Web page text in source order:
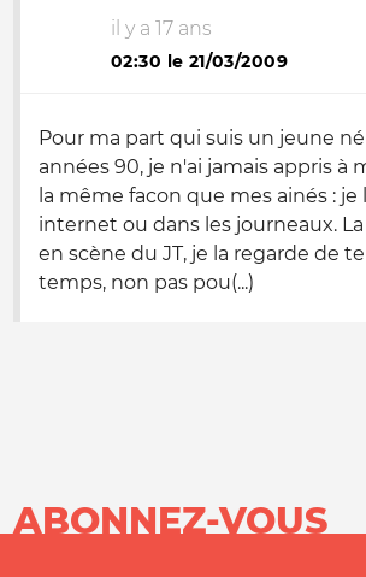
il y a 17 ans
02:30 le 21/03/2009
Pour ma part qui suis un jeune
années 90, je n'ai jamais appris à
la même facon que mes ainés : je
internet ou dans les journeaux.
en scène du JT, je la regarde de
temps, non pas pou(...)
ABONNEZ-VOUS